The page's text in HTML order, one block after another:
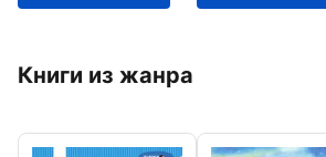
Книги из жанра